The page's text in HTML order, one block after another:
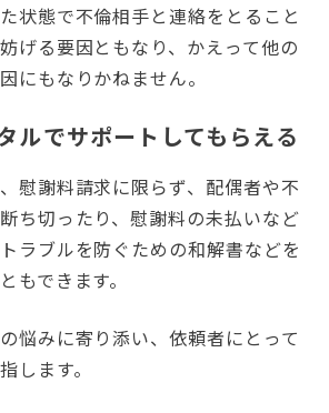
状態で不倫相手と連絡をとること
げる要因ともなり、かえって他の
にもなりかねません。
ルでサポートしてもらえる
慰謝料請求に限らず、配偶者や不
ち切ったり、慰謝料の未払いなど
ラブルを防ぐための和解書などを
もできます。
悩みに寄り添い、依頼者にとって
します。